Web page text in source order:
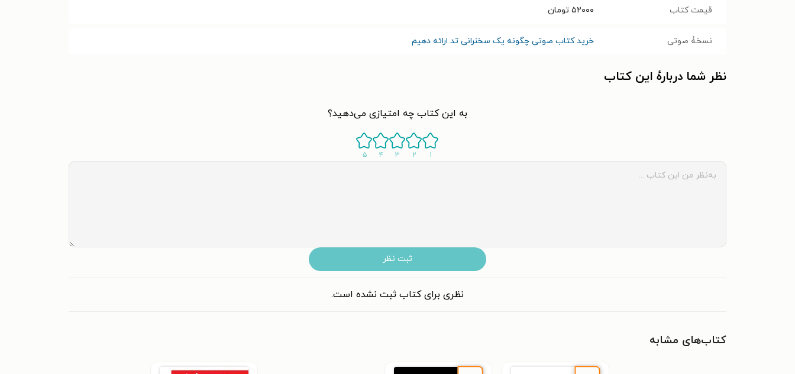
قیمت کتاب ۵۲۰۰۰ تومان
نسخۀ صوتی خرید کتاب صوتی چگونه یک سخنرانی تد ارائه دهیم
نظر شما دربارهٔ این کتاب
به این کتاب چه امتیازی می‌دهید؟
۱ ۲ ۳ ۴ ۵
ثبت نظر
نظری برای کتاب ثبت نشده است.
کتاب‌های مشابه